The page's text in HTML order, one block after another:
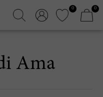
0 0
Ama